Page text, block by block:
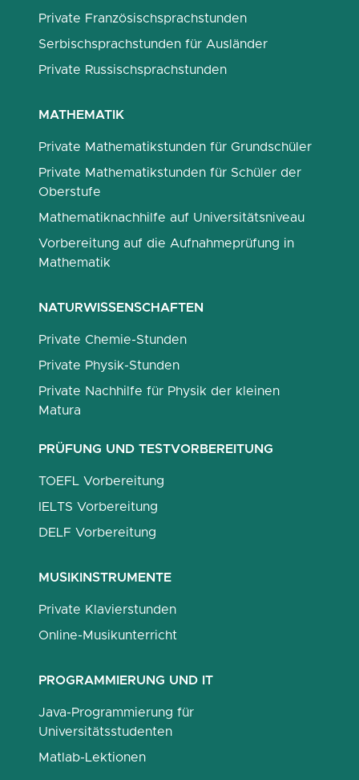
Private Französischsprachstunden
Serbischsprachstunden für Ausländer
Private Russischsprachstunden
MATHEMATIK
Private Mathematikstunden für Grundschüler
Private Mathematikstunden für Schüler der
Oberstufe
Mathematiknachhilfe auf Universitätsniveau
Vorbereitung auf die Aufnahmeprüfung in
Mathematik
NATURWISSENSCHAFTEN
Private Chemie-Stunden
Private Physik-Stunden
Private Nachhilfe für Physik der kleinen
Matura
PRÜFUNG UND TESTVORBEREITUNG
TOEFL Vorbereitung
IELTS Vorbereitung
DELF Vorbereitung
MUSIKINSTRUMENTE
Private Klavierstunden
Online-Musikunterricht
PROGRAMMIERUNG UND IT
Java-Programmierung für
Universitätsstudenten
Matlab-Lektionen